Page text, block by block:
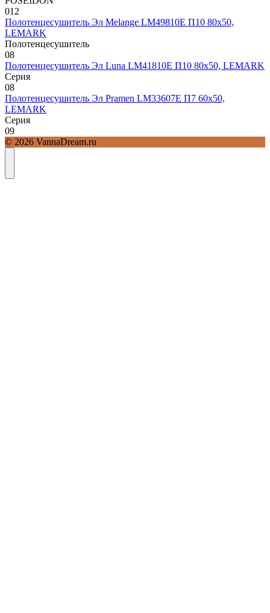
012
Полотенцесушитель Эл Melange LM49810E П10 80х50,
LEMARK
Полотенцесушитель
08
Полотенцесушитель Эл Luna LM41810E П10 80х50, LEMARK
Серия
08
Полотенцесушитель Эл Pramen LM33607E П7 60х50,
LEMARK
Серия
09
© 2026 VannaDream.ru